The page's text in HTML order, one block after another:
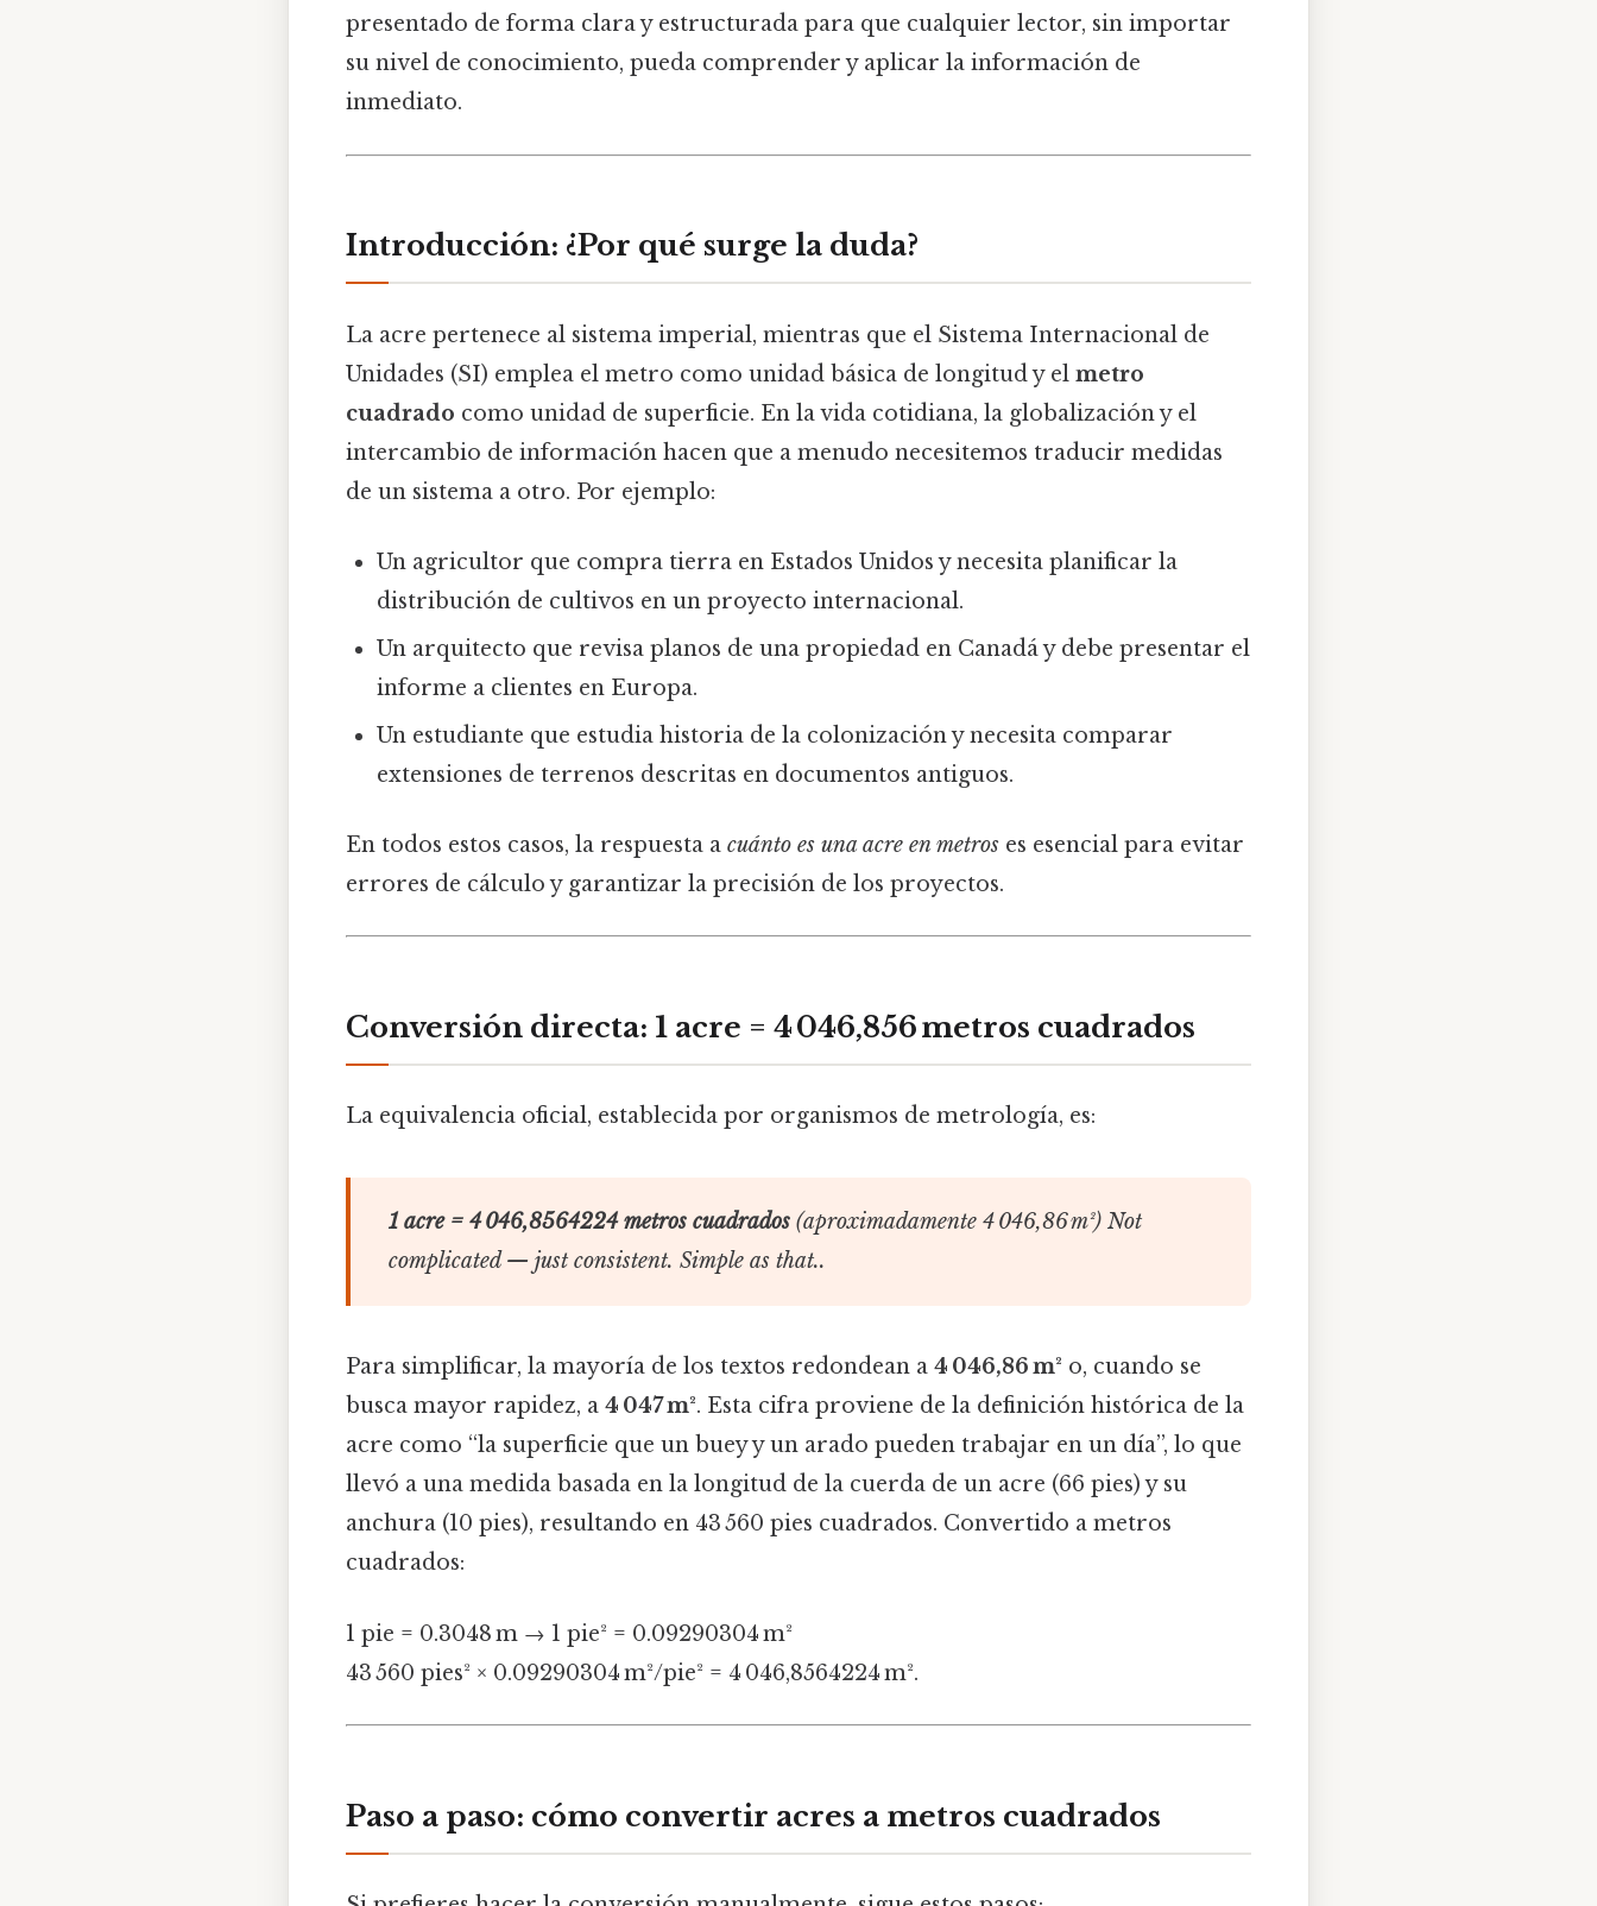
presentado de forma clara y estructurada para que cualquier lector, sin importar
su nivel de conocimiento, pueda comprender y aplicar la información de
inmediato.
Introducción: ¿Por qué surge la duda?
La acre pertenece al sistema imperial, mientras que el Sistema Internacional de
Unidades (SI) emplea el metro como unidad básica de longitud y el metro
cuadrado como unidad de superficie. En la vida cotidiana, la globalización y el
intercambio de información hacen que a menudo necesitemos traducir medidas
de un sistema a otro. Por ejemplo:
Un agricultor que compra tierra en Estados Unidos y necesita planificar la
distribución de cultivos en un proyecto internacional.
Un arquitecto que revisa planos de una propiedad en Canadá y debe presentar el
informe a clientes en Europa.
Un estudiante que estudia historia de la colonización y necesita comparar
extensiones de terrenos descritas en documentos antiguos.
En todos estos casos, la respuesta a cuánto es una acre en metros es esencial para evitar
errores de cálculo y garantizar la precisión de los proyectos.
Conversión directa: 1 acre = 4 046,856 metros cuadrados
La equivalencia oficial, establecida por organismos de metrología, es:
1 acre = 4 046,8564224 metros cuadrados(aproximadamente 4 046,86 m²) Not
complicated — just consistent. Simple as that..
Para simplificar, la mayoría de los textos redondean a 4 046,86 m² o, cuando se
busca mayor rapidez, a 4 047 m². Esta cifra proviene de la definición histórica de la
acre como “la superficie que un buey y un arado pueden trabajar en un día”, lo que
llevó a una medida basada en la longitud de la cuerda de un acre (66 pies) y su
anchura (10 pies), resultando en 43 560 pies cuadrados. Convertido a metros
cuadrados:
1 pie = 0.3048 m → 1 pie² = 0.09290304 m²
43 560 pies² × 0.09290304 m²/pie² = 4 046,8564224 m².
Paso a paso: cómo convertir acres a metros cuadrados